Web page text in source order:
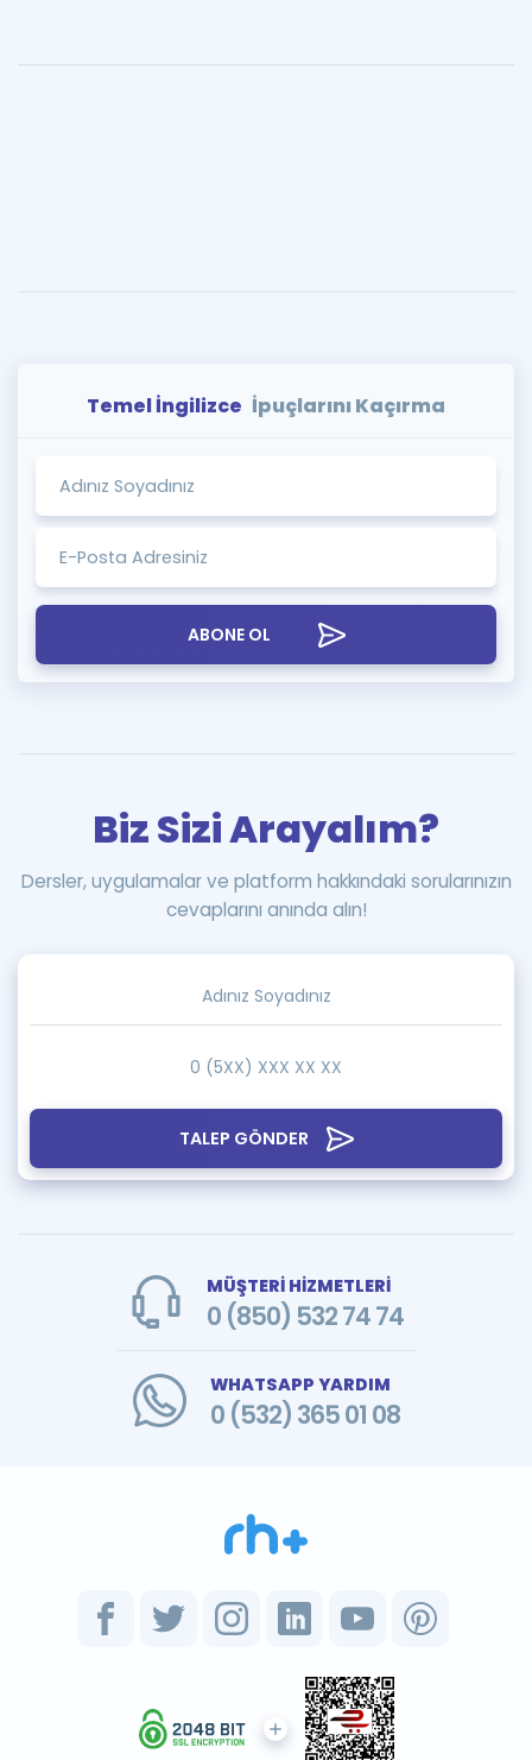
Temel İngilizce İpuçlarını Kaçırma
ABONE OL
TALEP GÖNDER
Biz Sizi Arayalım?
Dersler, uygulamalar ve platform hakkındaki sorularınızın
cevaplarını anında alın!
MÜŞTERİ HİZMETLERİ
0 (850) 532 74 74
WHATSAPP YARDIM
0 (532) 365 01 08